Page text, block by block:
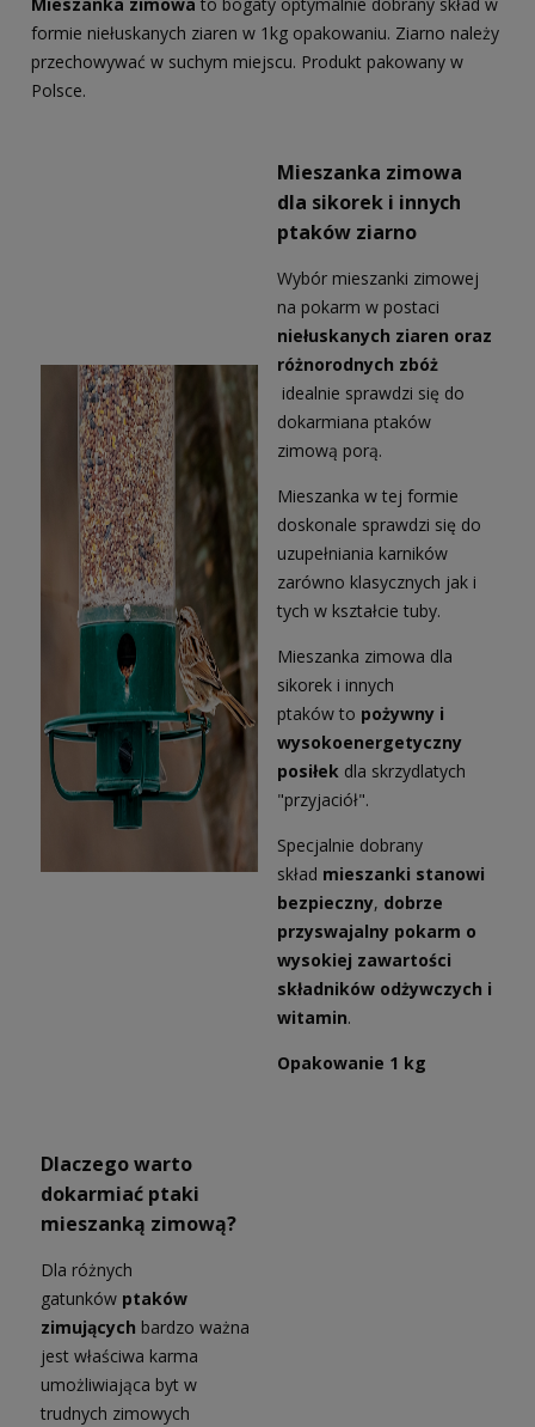
Mieszanka zimowa to bogaty optymalnie dobrany skład w
formie niełuskanych ziaren w 1kg opakowaniu. Ziarno należy
przechowywać w suchym miejscu. Produkt pakowany w
Polsce.
Mieszanka zimowa
dla sikorek i innych
ptaków ziarno
Wybór mieszanki zimowej
na pokarm w postaci
niełuskanych ziaren oraz
różnorodnych zbóż
idealnie sprawdzi się do
dokarmiana ptaków
zimową porą.
Mieszanka w tej formie
doskonale sprawdzi się do
uzupełniania karników
zarówno klasycznych jak i
tych w kształcie tuby.
Mieszanka zimowa dla
sikorek i innych
ptaków to pożywny i
wysokoenergetyczny
posiłek dla skrzydlatych
"przyjaciół".
Specjalnie dobrany
skład mieszanki stanowi
bezpieczny, dobrze
przyswajalny pokarm o
wysokiej zawartości
składników odżywczych i
witamin.
Opakowanie 1 kg
Dlaczego warto
dokarmiać ptaki
mieszanką zimową?
Dla różnych
gatunków ptaków
zimujących bardzo ważna
jest właściwa karma
umożliwiająca byt w
trudnych zimowych